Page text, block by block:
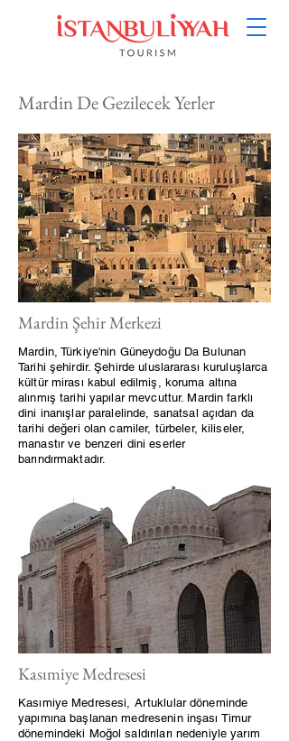
Mardin De Gezilecek Yerler
Mardin Şehir Merkezi
Mardin, Türkiye'nin Güneydoğu Da Bulunan
Tarihi şehirdir. Şehirde uluslararası kuruluşlarca
kültür mirası kabul edilmiş, koruma altına
alınmış tarihi yapılar mevcuttur. Mardin farklı
dini inanışlar paralelinde, sanatsal açıdan da
tarihi değeri olan camiler, türbeler, kiliseler,
manastır ve benzeri dini eserler
barındırmaktadır.
Kasımiye Medresesi
Kasımiye Medresesi, Artuklular döneminde
yapımına başlanan medresenin inşası Timur
dönemindeki Moğol saldırıları nedeniyle yarım